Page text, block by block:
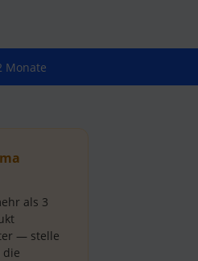
Monate
als 3
— stelle
die